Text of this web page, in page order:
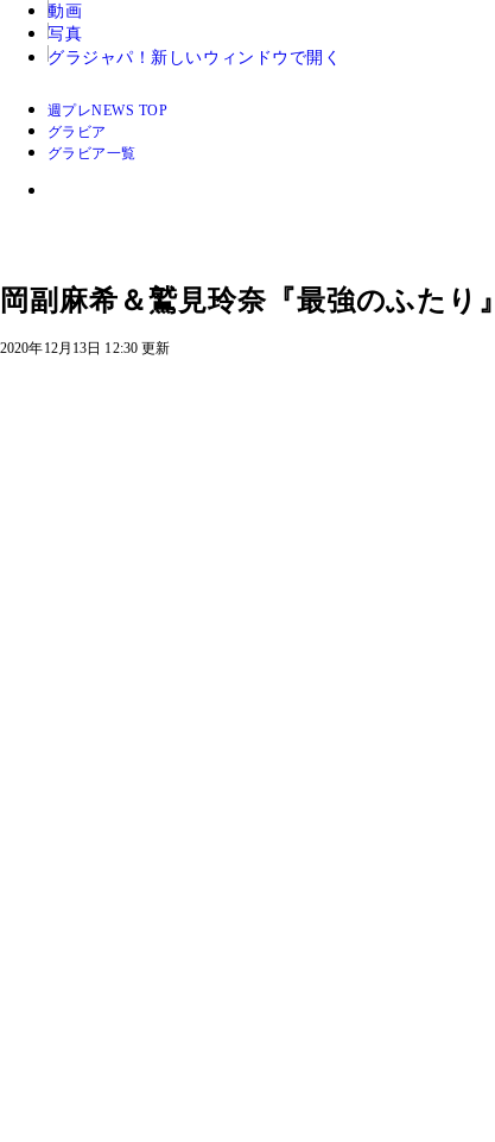
動画
写真
グラジャパ！ 新しいウィンドウで開く
週プレNEWS TOP
グラビア
グラビア一覧
岡副麻希＆鷲見玲奈『最強のふたり』
2020年12月13日 12:30 更新